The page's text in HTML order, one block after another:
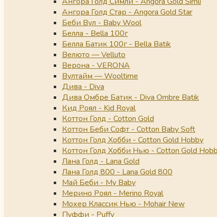
Ангора Голд Стар - Angora Gold Star
Беби Вул - Baby Wool
Белла - Bella 100г
Белла Батик 100г - Bella Batik
Велюто — Velluto
Верона - VERONA
Вултайм — Wooltime
Дива - Diva
Дива Омбре Батик - Diva Ombre Batik
Кид Роял - Kid Royal
Коттон Голд - Cotton Gold
Коттон Беби Софт - Cotton Baby Soft
Коттон Голд Хобби - Cotton Gold Hobby
Коттон Голд Хобби Нью - Cotton Gold
Лана Голд - Lana Gold
Лана Голд 800 - Lana Gold 800
Май Беби - My Baby
Мерино Роял - Merino Royal
Мохер Классик Нью - Mohair New
Пуффи - Puffy